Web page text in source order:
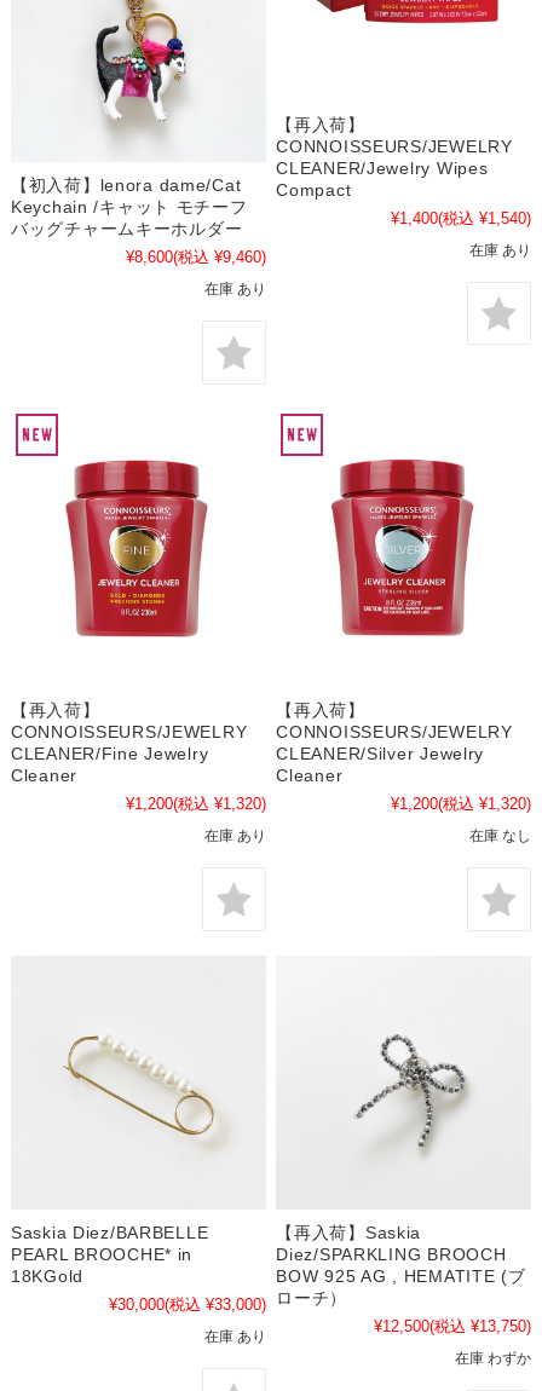
【初入荷】lenora dame/Cat
Keychain /キャット モチーフ
バッグチャームキーホルダー
¥8,600(税込 ¥9,460)
在庫 あり
【再入荷】
CONNOISSEURS/JEWELRY
CLEANER/Jewelry Wipes
Compact
¥1,400(税込 ¥1,540)
在庫 あり
【再入荷】
CONNOISSEURS/JEWELRY
CLEANER/Fine Jewelry
Cleaner
¥1,200(税込 ¥1,320)
在庫 あり
【再入荷】
CONNOISSEURS/JEWELRY
CLEANER/Silver Jewelry
Cleaner
¥1,200(税込 ¥1,320)
在庫 なし
Saskia Diez/BARBELLE
PEARL BROOCHE* in
18KGold
¥30,000(税込 ¥33,000)
在庫 あり
【再入荷】Saskia
Diez/SPARKLING BROOCH
BOW 925 AG , HEMATITE (ブ
ローチ）
¥12,500(税込 ¥13,750)
在庫 わずか